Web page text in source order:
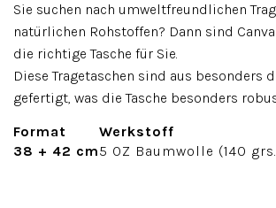
Sie suchen nach umweltfreundlichen
natürlichen Rohstoffen? Dann sind
die richtige Tasche für Sie.
Diese Tragetaschen sind aus besonders
gefertigt, was die Tasche besonders
Format
Werkstoff
38 + 42 cm5 OZ Baumwolle (140